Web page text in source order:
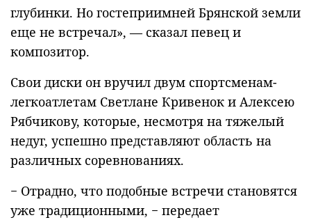
глубинки. Но гостеприимней Брянской земли
еще не встречал», — сказал певец и
композитор.
Свои диски он вручил двум спортсменам-
легкоатлетам Светлане Кривенок и Алексею
Рябчикову, которые, несмотря на тяжелый
недуг, успешно представляют область на
различных соревнованиях.
− Отрадно, что подобные встречи становятся
уже традиционными, − передает